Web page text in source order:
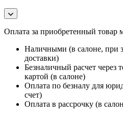
Оплата за приобретенный товар
Наличными (в салоне, при
доставки)
Безналичный расчет через
картой (в салоне)
Оплата по безналу для
счет)
Оплата в рассрочку (в